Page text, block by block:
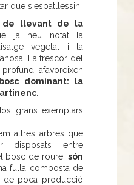
que s'espatllessin.
de llevant de la
ja heu notat la
vegetal i la
La frescor del
afavoreixen
dominant: la
grans exemplars
altres arbres que
disposats entre
bosc de roure: són
fulla composta de
de poca producció